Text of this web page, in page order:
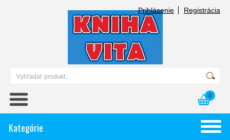
Prihlásenie Registrácia
0
Kategórie